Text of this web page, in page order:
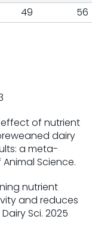
49 56
effect of nutrient
dairy
a meta-
Science.
nutrient
and reduces
Sci. 2025